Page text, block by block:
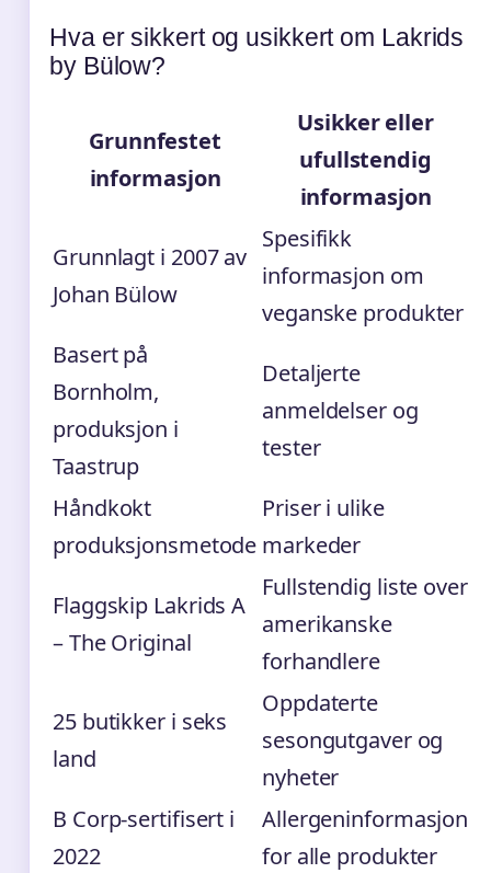
Hva er sikkert og usikkert om Lakrids
by Bülow?
Grunnfestet
informasjon
Usikker eller
ufullstendig
informasjon
Grunnlagt i 2007 av
Johan Bülow
Spesifikk
informasjon om
veganske produkter
Basert på
Bornholm,
produksjon i
Taastrup
Detaljerte
anmeldelser og
tester
Håndkokt
produksjonsmetode
Priser i ulike
markeder
Flaggskip Lakrids A
– The Original
Fullstendig liste over
amerikanske
forhandlere
25 butikker i seks
land
Oppdaterte
sesongutgaver og
nyheter
B Corp-sertifisert i
2022
Allergeninformasjon
for alle produkter